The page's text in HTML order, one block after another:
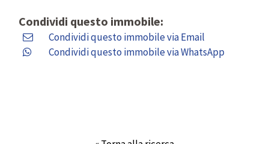
Condividi questo immobile:
Condividi questo immobile via Email
Condividi questo immobile via WhatsApp